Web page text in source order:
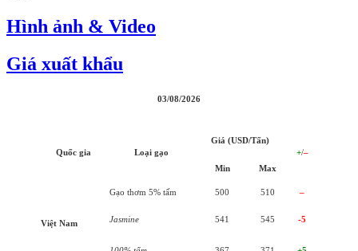
Hình ảnh & Video
Giá xuất khẩu
03/08/2026
Quốc gia Loại gạo
Giá (USD/Tấn)
+/–
Min
Max
Việt Nam
Gạo thơm 5% tấm 500 510 –
Jasmine 541 545 -5